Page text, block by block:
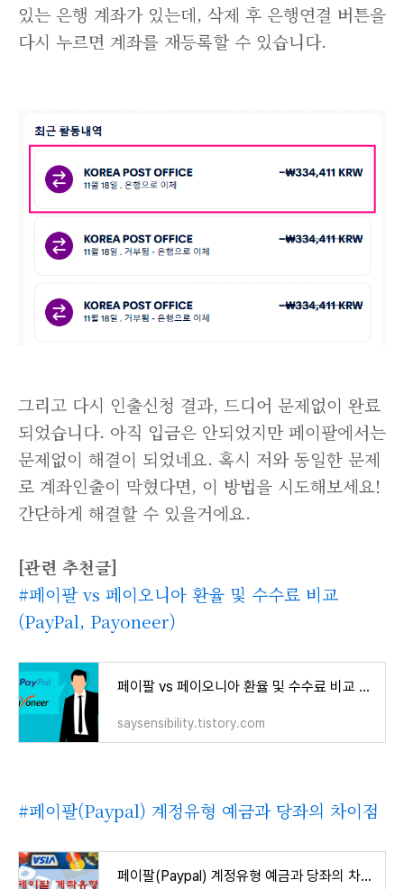
있는 은행 계좌가 있는데, 삭제 후 은행연결 버튼을
다시 누르면 계좌를 재등록할 수 있습니다.
그리고 다시 인출신청 결과, 드디어 문제없이 완료
되었습니다. 아직 입금은 안되었지만 페이팔에서는
문제없이 해결이 되었네요. 혹시 저와 동일한 문제
로 계좌인출이 막혔다면, 이 방법을 시도해보세요!
간단하게 해결할 수 있을거에요.
[관련 추천글]
#페이팔 vs 페이오니아 환율 및 수수료 비교
(PayPal, Payoneer)
페이팔 vs 페이오니아 환율 및 수수료 비교 (PayPal, Payoneer)
saysensibility.tistory.com
#페이팔(Paypal) 계정유형 예금과 당좌의 차이점
페이팔(Paypal) 계정유형 예금과 당좌의 차이점